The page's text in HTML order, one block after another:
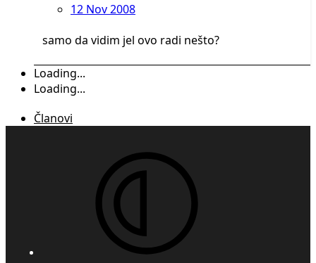
12 Nov 2008
samo da vidim jel ovo radi nešto?
Loading...
Loading...
Članovi